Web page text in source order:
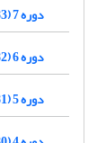
دوره 7 (1383)
دوره 6 (1382)
دوره 5 (1381)